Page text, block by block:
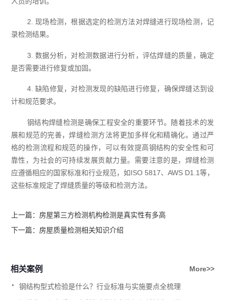
2. 现场检测，根据选定的检测方法对焊缝进行现场检测，记
录检测结果。
3. 数据分析，对检测数据进行分析，评估焊缝的质量，确定
是否需要进行修复或加固。
4. 缺陷修复，对检测发现的缺陷进行修复，确保焊缝达到设
计和规范要求。
钢结构焊缝检测是确保工程安全的重要环节。随着技术的发
展和规范的完善，焊缝检测方法将更加多样化和精确化。通过严
格的检测流程和规范的操作，可以有效提高钢结构的安全性和可
靠性，为社会的可持续发展贡献力量。需要注意的是，焊缝检测
应遵循相应的国家标准和行业规范，如ISO 5817、AWS D1.1等，
这些标准规定了焊缝质量的等级和检测方法。
上一篇： 房屋第三方检测机构检测是真实性有多高
下一篇： 房屋质量检测相关知识介绍
相关案例 More>>
钢结构型式检验是什么？行业标准与实施要点全梳理
.